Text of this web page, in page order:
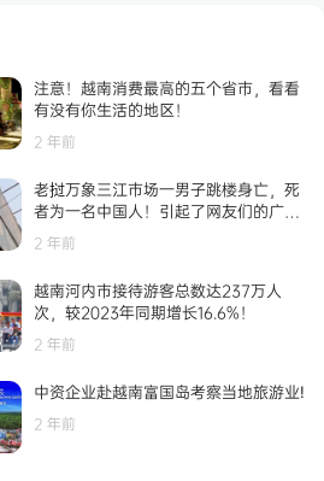
注意！越南消费最高的五个省市，看看
有没有你生活的地区！
2 年前
老挝万象三江市场一男子跳楼身亡，死
者为一名中国人！引起了网友们的广泛
关注！
2 年前
越南河内市接待游客总数达237万人
次，较2023年同期增长16.6%！
2 年前
中资企业赴越南富国岛考察当地旅游业!
2 年前